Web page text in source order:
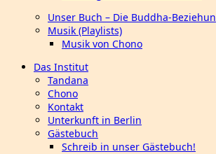
Unser Buch – Die Buddha-
Musik (Playlists)
Musik von Chono
Das Institut
Tandana
Chono
Kontakt
Unterkunft in Berlin
Gästebuch
Schreib in unser Gästebuch!